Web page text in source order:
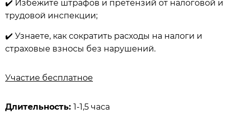
✔️ Избежите штрафов и претензий от налоговой и
трудовой инспекции;
✔️ Узнаете, как сократить расходы на налоги и
страховые взносы без нарушений.
Участие бесплатное
Длительность: 1-1,5 часа